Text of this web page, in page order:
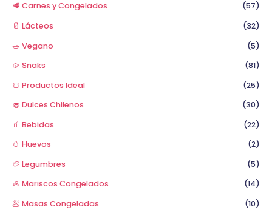
🥩 Carnes y Congelados
(57)
🥛 Lácteos
(32)
🥗 Vegano
(5)
🥠 Snaks
(81)
🍞 Productos Ideal
(25)
🧁 Dulces Chilenos
(30)
🧃 Bebidas
(22)
🥚 Huevos
(2)
🥔 Legumbres
(5)
🦪 Mariscos Congelados
(14)
🥟 Masas Congeladas
(10)